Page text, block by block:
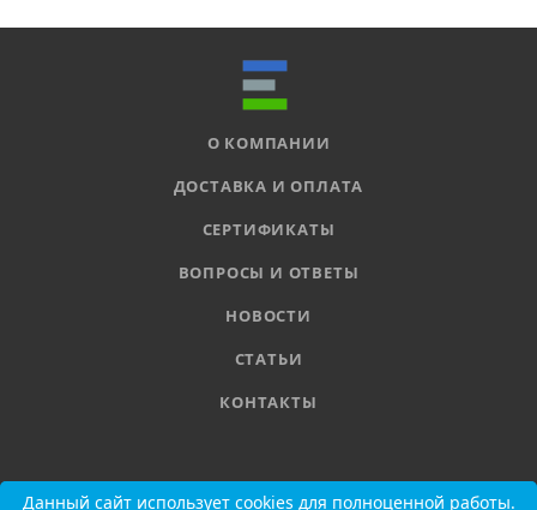
О КОМПАНИИ
ДОСТАВКА И ОПЛАТА
СЕРТИФИКАТЫ
ВОПРОСЫ И ОТВЕТЫ
НОВОСТИ
СТАТЬИ
КОНТАКТЫ
8 800 555-11-78
Данный сайт использует cookies для полноценной работы.
Данный сайт использует cookies для полноценной работы.